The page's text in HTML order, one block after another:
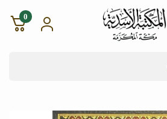
شركة المكتبة الأسدية للنشر
0